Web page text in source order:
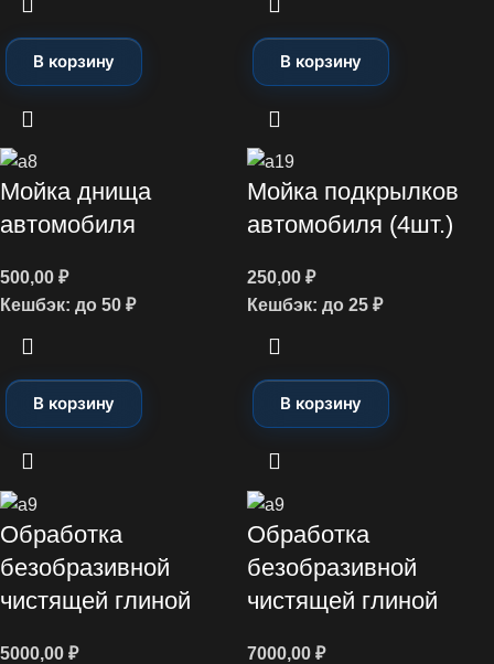
В корзину В корзину
Мойка днища
автомобиля
500,00 ₽
Кешбэк: до 50 ₽
В корзину
Мойка подкрылков
автомобиля (4шт.)
250,00 ₽
Кешбэк: до 25 ₽
В корзину
Обработка
безобразивной
чистящей глиной
5000,00 ₽
Обработка
безобразивной
чистящей глиной
7000,00 ₽